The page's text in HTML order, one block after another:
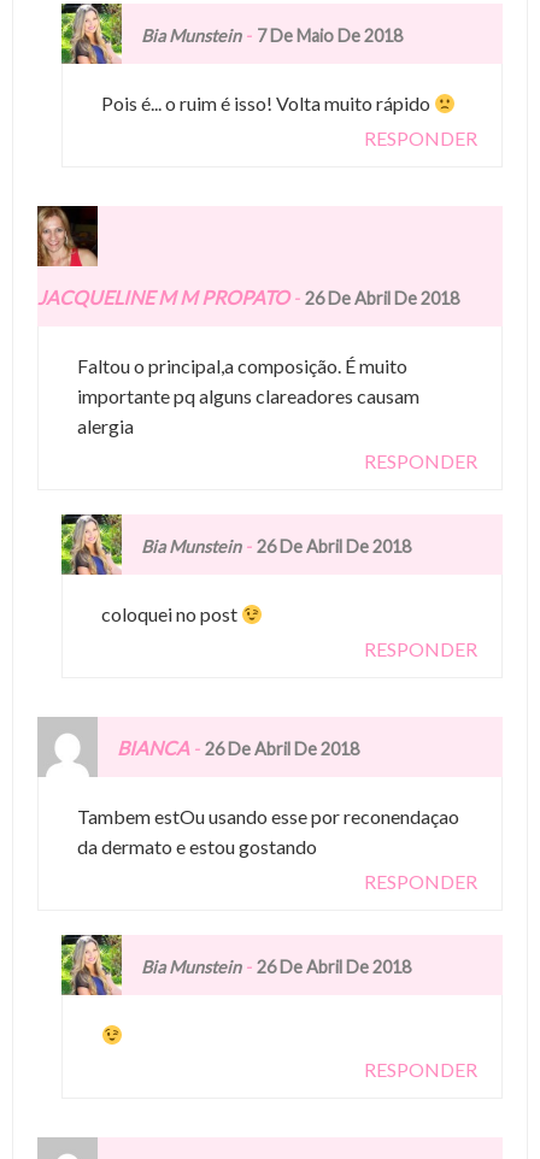
Bia Munstein- 7 De Maio De 2018
Pois é... o ruim é isso! Volta muito rápido
RESPONDER
JACQUELINE M M PROPATO- 26 De Abril De 2018
Faltou o principal,a composição. É muito
importante pq alguns clareadores causam
alergia
RESPONDER
Bia Munstein- 26 De Abril De 2018
coloquei no post
RESPONDER
BIANCA- 26 De Abril De 2018
Tambem estOu usando esse por reconendaçao
da dermato e estou gostando
RESPONDER
Bia Munstein- 26 De Abril De 2018
RESPONDER